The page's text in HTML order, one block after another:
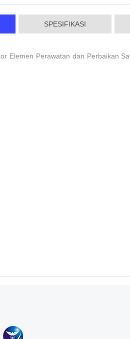
SPESIFIKASI
Elemen Perawatan dan Perbaikan